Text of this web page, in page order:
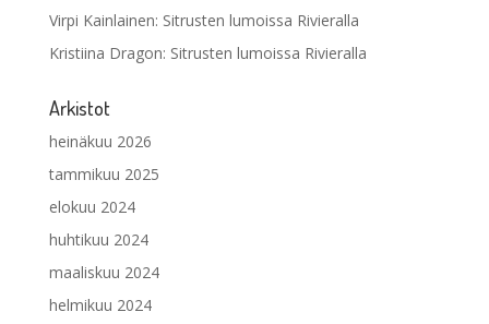
Virpi Kainlainen: Sitrusten lumoissa Rivieralla
Kristiina Dragon: Sitrusten lumoissa Rivieralla
Arkistot
heinäkuu 2026
tammikuu 2025
elokuu 2024
huhtikuu 2024
maaliskuu 2024
helmikuu 2024